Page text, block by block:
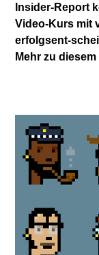
Insider-Report
Video-Kurs mit
erfolgsent-
Mehr zu